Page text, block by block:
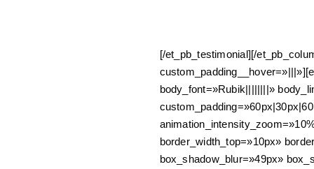
[/et_pb_testimonial][/
body_font=»Rubik||||||||»
border_width_top=»10px»
box_shadow_blur=»49px»